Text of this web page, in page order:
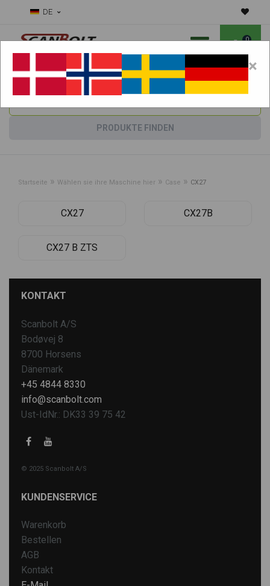
DE
0
Benötigen Sie Hilfe bei Verschleißteilen?Maschine wählen:
PRODUKTE FINDEN
Startseite » Wählen sie ihre Maschine hier » Case » CX27
CX27 CX27B
CX27 B ZTS
KONTAKT
Scanbolt A/S
Bodøvej 8
8700 Horsens
Dänemark
+45 4844 8330
info@scanbolt.com
Ust-IdNr.: DK33 39 75 42
© 2025 Scanbolt A/S
KUNDENSERVICE
Warenkorb
Bestellen
AGB
Kontakt
×